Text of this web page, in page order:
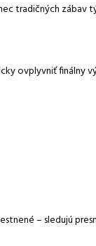
tradičných zábav
ovplyvniť finálny
– sledujú